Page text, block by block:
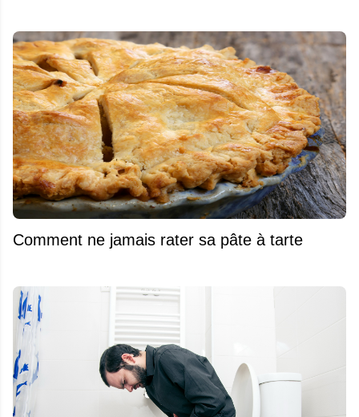
Comment ne jamais rater sa pâte à tarte